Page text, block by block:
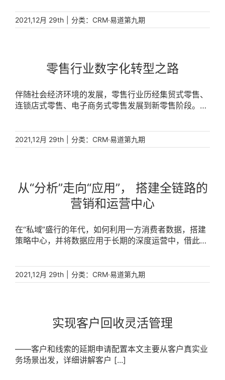
2021,12月 29th 分类： CRM·易道第九期
零售行业数字化转型之路
伴随社会经济环境的发展，零售行业历经集贸式零售、
连锁店式零售、电子商务式零售发展到新零售阶段。新
费需求，提升行业效率的全新零售模式。新零售模式实
现了 [...]
2021,12月 29th 分类： CRM·易道第九期
从“分析”走向“应用”， 搭建全链路的
营销和运营中心
在“私域”盛行的年代，如何利用一方消费者数据，搭建
策略中心，并将数据应用于长期的深度运营中，借此实
2021,12月 29th 分类： CRM·易道第九期
实现客户回收灵活管理
——客户和线索的延期申请配置本文主要从客户真实业
务场景出发，详细讲解客户 [...]